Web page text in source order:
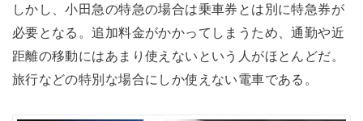
しかし、小田急の特急の場合は乗車券とは別に特急券が
必要となる。追加料金がかかってしまうため、通勤や近
距離の移動にはあまり使えないという人がほとんどだ。
旅行などの特別な場合にしか使えない電車である。